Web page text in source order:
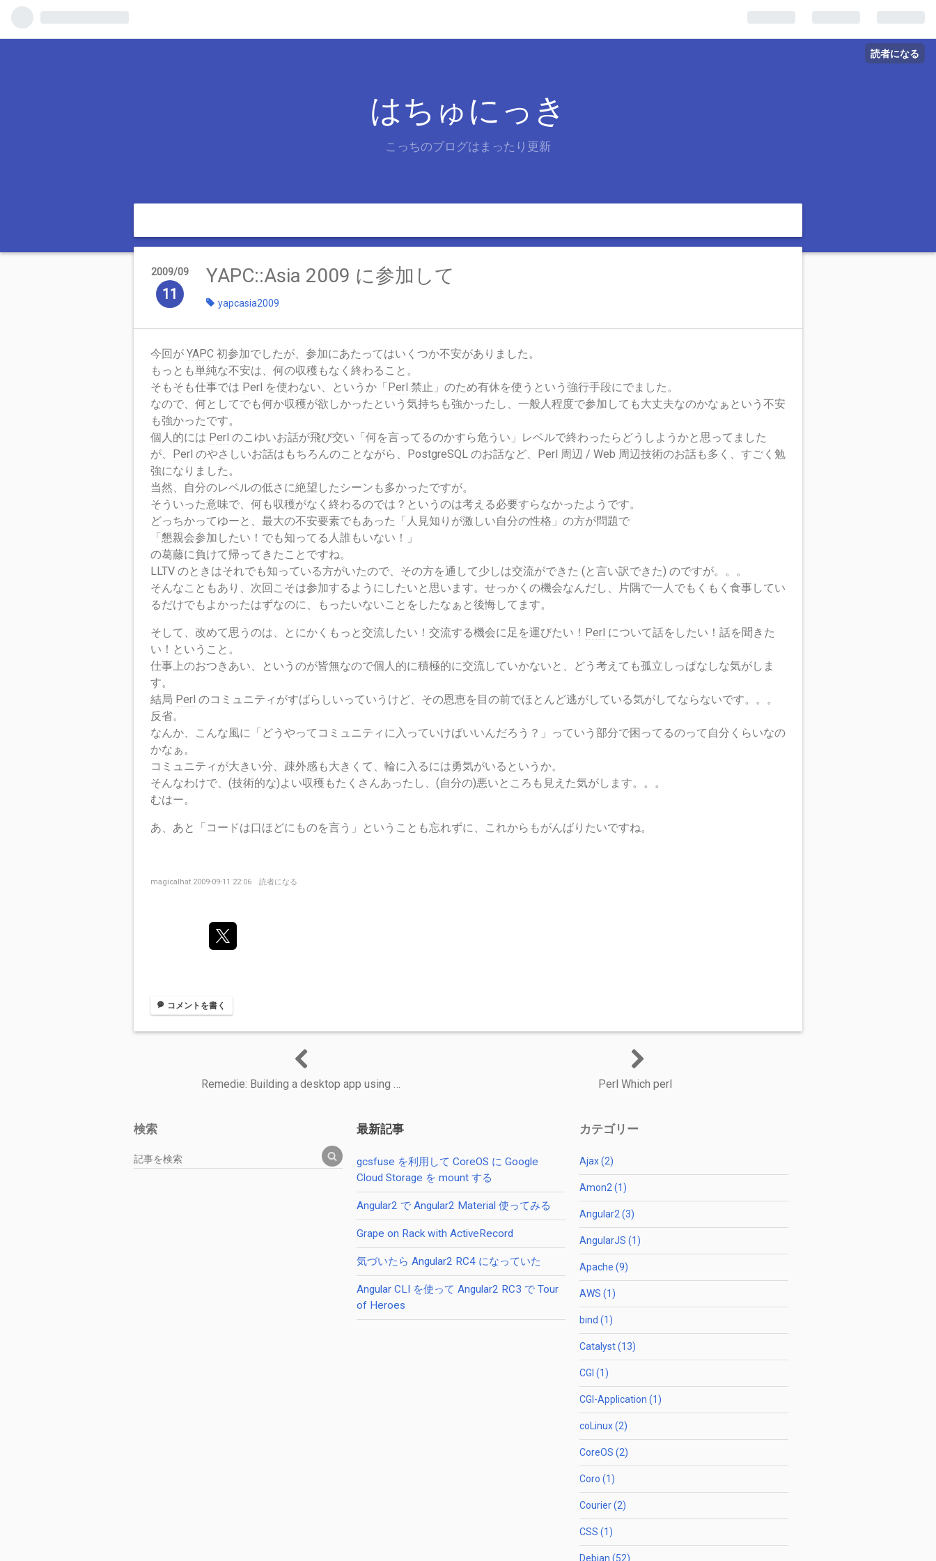
読者になる
はちゅにっき
こっちのブログはまったり更新
2009 09
11
YAPC::Asia 2009 に参加して
yapcasia2009
今回が YAPC 初参加でしたが、参加にあたってはいくつか不安がありました。
もっとも単純な不安は、何の収穫もなく終わること。
そもそも仕事では Perl を使わない、というか「Perl 禁止」のため有休を使うという強行手段にでました。
なので、何としてでも何か収穫が欲しかったという気持ちも強かったし、一般人程度で参加しても大丈夫なのかなぁという不安
も強かったです。
個人的には Perl のこゆいお話が飛び交い「何を言ってるのかすら危うい」レベルで終わったらどうしようかと思ってました
が、 Perl のやさしいお話はもちろんのことながら、 PostgreSQL のお話など、 Perl 周辺 / Web 周辺技術のお話も多く、すごく勉
強になりました。
当然、自分のレベルの低さに絶望したシーンも多かったですが。
そういった意味で、何も収穫がなく終わるのでは？というのは考える必要すらなかったようです。
どっちかってゆーと、最大の不安要素でもあった「人見知りが激しい自分の性格」の方が問題で
「懇親会参加したい！でも知ってる人誰もいない！」
の葛藤に負けて帰ってきたことですね。
LLTV のときはそれでも知っている方がいたので、その方を通して少しは交流ができた (と言い訳できた) のですが。。。
そんなこともあり、次回こそは参加するようにしたいと思います。せっかくの機会なんだし、片隅で一人でもくもく食事してい
るだけでもよかったはずなのに、もったいないことをしたなぁと後悔してます。
そして、改めて思うのは、とにかくもっと交流したい！交流する機会に足を運びたい！ Perl について話をしたい！話を聞きた
い！ということ。
仕事上のおつきあい、というのが皆無なので個人的に積極的に交流していかないと、どう考えても孤立しっぱなしな気がしま
す。
結局 Perl のコミュニティがすばらしいっていうけど、その恩恵を目の前でほとんど逃がしている気がしてならないです。。。
反省。
なんか、こんな風に「どうやってコミュニティに入っていけばいいんだろう？」っていう部分で困ってるのって自分くらいなの
かなぁ。
コミュニティが大きい分、疎外感も大きくて、輪に入るには勇気がいるというか。
そんなわけで、(技術的な)よい収穫もたくさんあったし、(自分の)悪いところも見えた気がします。。。
むはー。
あ、あと「コードは口ほどにものを言う」ということも忘れずに、これからもがんばりたいですね。
magicalhat 2009-09-11 22:06 読者になる
コメントを書く
Remedie: Building a desktop app using … Perl Which perl
検索 最新記事
gcsfuse を利用して CoreOS に Google
Cloud Storage を mount する
Angular2 で Angular2 Material 使ってみる
Grape on Rack with ActiveRecord
気づいたら Angular2 RC4 になっていた
Angular CLI を使って Angular2 RC3 で Tour
of Heroes
カテゴリー
Ajax (2)
Amon2 (1)
Angular2 (3)
AngularJS (1)
Apache (9)
AWS (1)
bind (1)
Catalyst (13)
CGI (1)
CGI-Application (1)
coLinux (2)
CoreOS (2)
Coro (1)
Courier (2)
CSS (1)
Debian (52)